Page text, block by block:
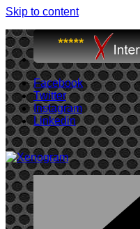
Skip to content
Facebook
Twitter
Instagram
Linkedin